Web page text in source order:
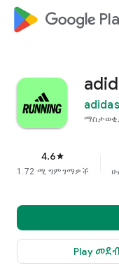
google_logo
adidas
4.6star
1.72 ሚ ግምገማዎች
Play